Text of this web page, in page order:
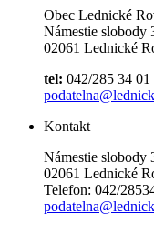
Obec Lednické
Námestie slobody
02061 Lednické
tel: 042/285 34 01
Kontakt
Námestie slobody
02061 Lednické
Telefon: 042/